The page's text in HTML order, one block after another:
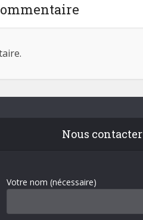
Nous contacter
Votre nom (nécessaire)